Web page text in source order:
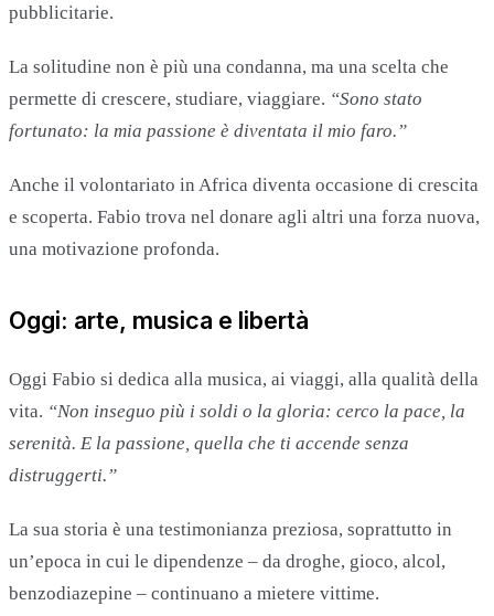
pubblicitarie.
La solitudine non è più una condanna, ma una scelta che
permette di crescere, studiare, viaggiare. “Sono stato
fortunato: la mia passione è diventata il mio faro.”
Anche il volontariato in Africa diventa occasione di crescita
e scoperta. Fabio trova nel donare agli altri una forza nuova,
una motivazione profonda.
Oggi: arte, musica e libertà
Oggi Fabio si dedica alla musica, ai viaggi, alla qualità della
vita. “Non inseguo più i soldi o la gloria: cerco la pace, la
serenità. E la passione, quella che ti accende senza
distruggerti.”
La sua storia è una testimonianza preziosa, soprattutto in
un’epoca in cui le dipendenze – da droghe, gioco, alcol,
benzodiazepine – continuano a mietere vittime.